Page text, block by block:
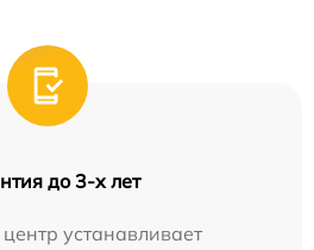
до 3-х лет
устанавливает